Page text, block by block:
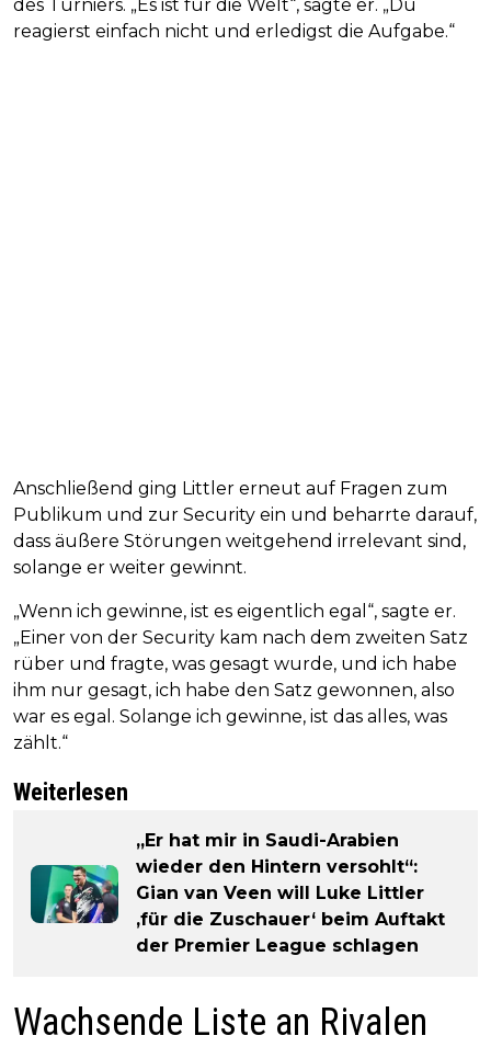
des Turniers. „Es ist für die Welt“, sagte er. „Du
reagierst einfach nicht und erledigst die Aufgabe.“
Anschließend ging Littler erneut auf Fragen zum
Publikum und zur Security ein und beharrte darauf,
dass äußere Störungen weitgehend irrelevant sind,
solange er weiter gewinnt.
„Wenn ich gewinne, ist es eigentlich egal“, sagte er.
„Einer von der Security kam nach dem zweiten Satz
rüber und fragte, was gesagt wurde, und ich habe
ihm nur gesagt, ich habe den Satz gewonnen, also
war es egal. Solange ich gewinne, ist das alles, was
zählt.“
Weiterlesen
„Er hat mir in Saudi-Arabien
wieder den Hintern versohlt“:
Gian van Veen will Luke Littler
‚für die Zuschauer‘ beim Auftakt
der Premier League schlagen
Wachsende Liste an Rivalen